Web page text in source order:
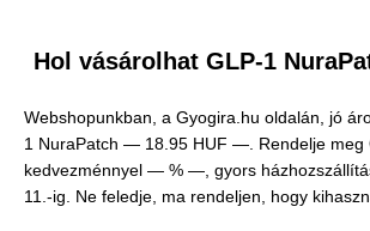
Hol vásárolhat GLP-1
Webshopunkban, a Gyogira.hu oldalán, jó
1 NuraPatch — 18.95 HUF — . Rendelje
kedvezménnyel — % —, gyors
11.-ig. Ne feledje, ma rendeljen, hogy